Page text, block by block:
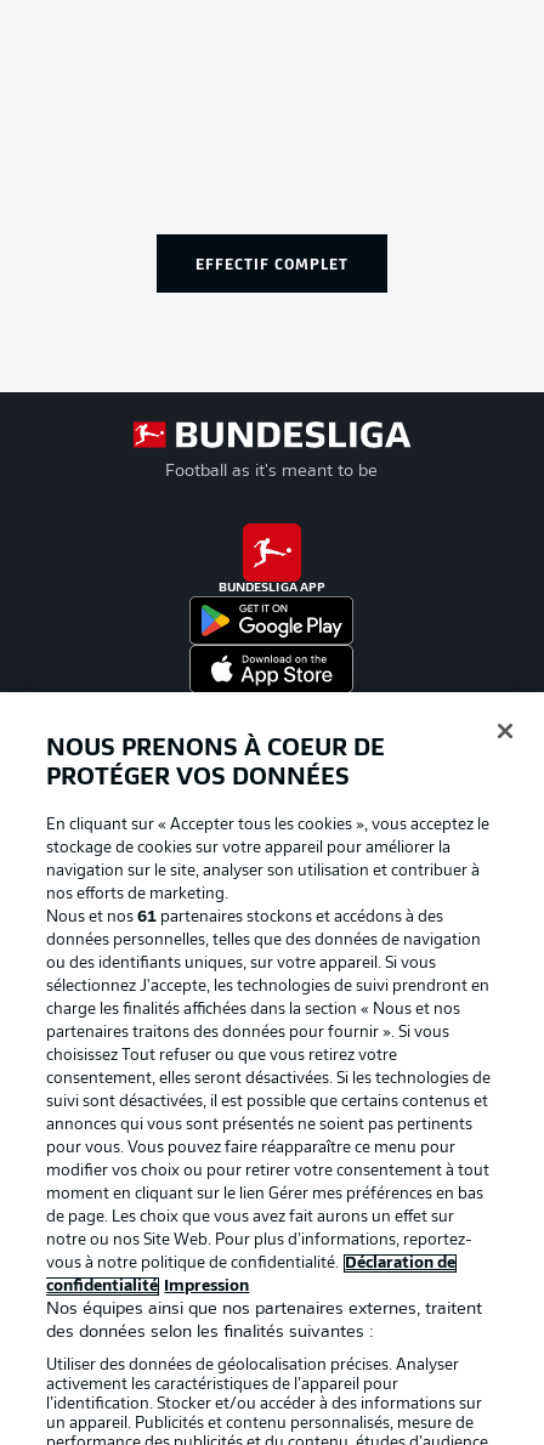
EFFECTIF COMPLET
Football as it's meant to be
BUNDESLIGA APP
La publicité Conditions d’utilisation des
Mentions Légales Gérer mes préférences
Déclaration de
confidentialité
Diffuseurs
Travaux Contact
Impression Joueurs
NOUS PRENONS À COEUR DE
PROTÉGER VOS DONNÉES
En cliquant sur « Accepter tous les cookies », vous acceptez le
stockage de cookies sur votre appareil pour améliorer la
navigation sur le site, analyser son utilisation et contribuer à
nos efforts de marketing.
Nous et nos61 partenaires stockons et accédons à des
données personnelles, telles que des données de navigation
ou des identifiants uniques, sur votre appareil. Si vous
sélectionnez J'accepte, les technologies de suivi prendront en
charge les finalités affichées dans la section « Nous et nos
partenaires traitons des données pour fournir ». Si vous
choisissez Tout refuser ou que vous retirez votre
consentement, elles seront désactivées. Si les technologies de
suivi sont désactivées, il est possible que certains contenus et
annonces qui vous sont présentés ne soient pas pertinents
pour vous. Vous pouvez faire réapparaître ce menu pour
modifier vos choix ou pour retirer votre consentement à tout
moment en cliquant sur le lien Gérer mes préférences en bas
de page. Les choix que vous avez fait aurons un effet sur
notre ou nos Site Web. Pour plus d’informations, reportez-
vous à notre politique de confidentialité.
Déclaration de
confidentialité
Impression
Nos équipes ainsi que nos partenaires externes, traitent
des données selon les finalités suivantes :
Utiliser des données de géolocalisation précises. Analyser
activement les caractéristiques de l’appareil pour
l’identification. Stocker et/ou accéder à des informations sur
un appareil. Publicités et contenu personnalisés, mesure de